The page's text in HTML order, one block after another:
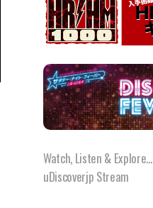
Watch, Listen & Explore...
uDiscoverjp Stream